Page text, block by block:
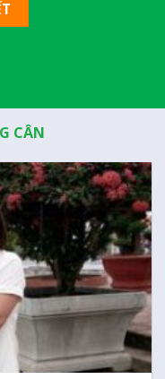
CÂN
người gầy